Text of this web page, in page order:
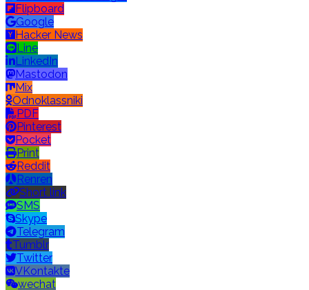
Flipboard
Google
Hacker News
Line
LinkedIn
Mastodon
Mix
Odnoklassniki
PDF
Pinterest
Pocket
Print
Reddit
Renren
Short link
SMS
Skype
Telegram
Tumblr
Twitter
VKontakte
wechat